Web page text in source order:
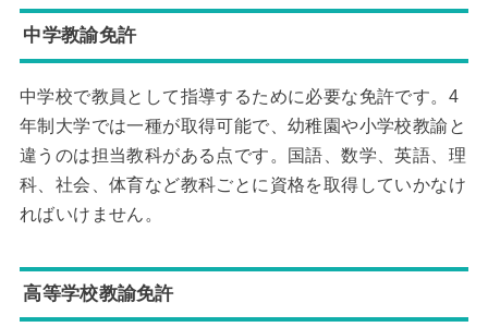
中学教諭免許
中学校で教員として指導するために必要な免許です。4
年制大学では一種が取得可能で、幼稚園や小学校教諭と
違うのは担当教科がある点です。国語、数学、英語、理
科、社会、体育など教科ごとに資格を取得していかなけ
ればいけません。
高等学校教諭免許